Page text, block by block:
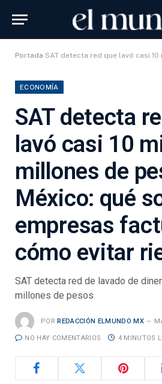
Portada SAT detecta red que lavó casi 10 mil millones de pesos en México:
ECONOMÍA
SAT detecta
lavó casi 10
millones de
México: qué
empresas
cómo evitar
SAT detecta red de lavado de
millones de pesos
POR REDACCIÓN ELMUNDO MX
NO HAY COMENTARIOS 4 MINUTOS